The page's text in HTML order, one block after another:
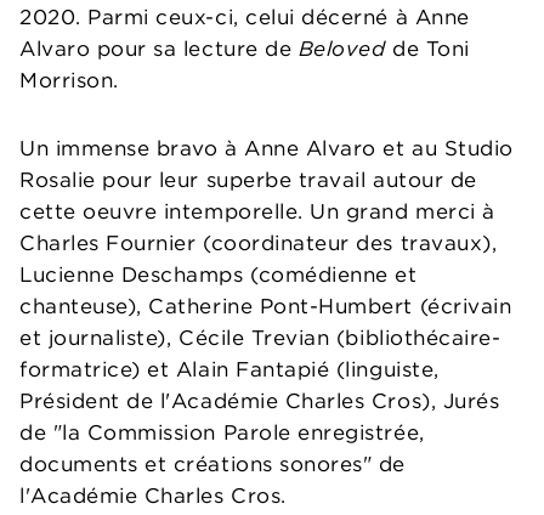
2020. Parmi ceux-ci, celui décerné à Anne
Alvaro pour sa lecture de Beloved de Toni
Morrison.
Un immense bravo à Anne Alvaro et au Studio
Rosalie pour leur superbe travail autour de
cette oeuvre intemporelle. Un grand merci à
Charles Fournier (coordinateur des travaux),
Lucienne Deschamps (comédienne et
chanteuse), Catherine Pont-Humbert (écrivain
et journaliste), Cécile Trevian (bibliothécaire-
formatrice) et Alain Fantapié (linguiste,
Président de l'Académie Charles Cros), Jurés
de "la Commission Parole enregistrée,
documents et créations sonores" de
l'Académie Charles Cros.